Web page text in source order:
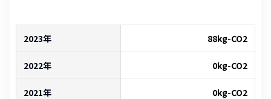
2023年 88kg-CO2
2022年 0kg-CO2
2021年 0kg-CO2